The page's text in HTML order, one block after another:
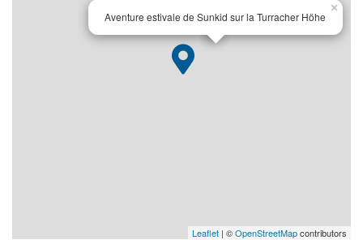
Aventure estivale de Sunkid sur la Turracher Höhe
×
Leaflet | ©OpenStreetMapcontributors